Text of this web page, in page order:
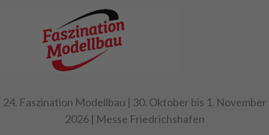
24. Faszination Modellbau | 30. Oktober bis 1. November
2026 | Messe Friedrichshafen